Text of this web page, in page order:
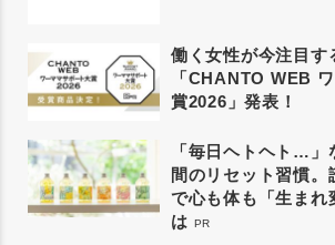
働く女性が今注目す
「CHANTO WEB
賞2026」発表！
「毎日ヘトヘト…」
間のリセット習慣。
で心も体も「生まれ
は PR